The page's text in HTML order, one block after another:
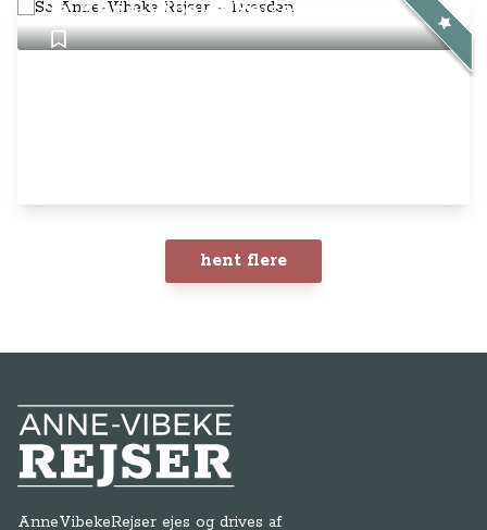
Se Anne-Vibeke Rejser – Dresden
hent flere
Anne-Vibeke Rejser
AnneVibekeRejser ejes og drives af